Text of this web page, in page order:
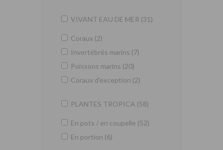
VIVANT EAU DE MER (31)
Coraux (2)
Invertébrés marins (7)
Poissons marins (20)
Coraux d'exception (2)
PLANTES TROPICA (58)
En pots / en coupelle (52)
En portion (6)